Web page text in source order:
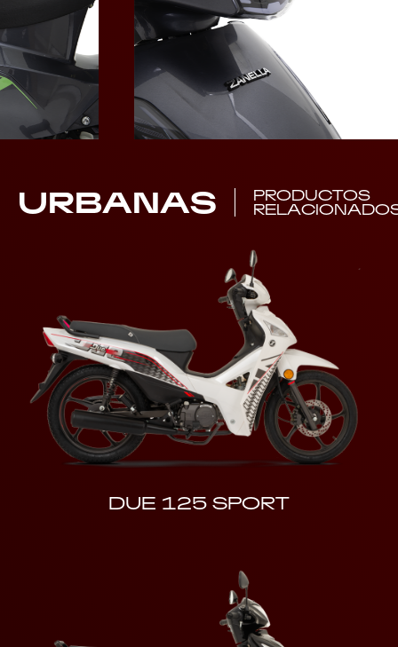
URBANAS
PRODUCTOS
DUE 125 SPORT